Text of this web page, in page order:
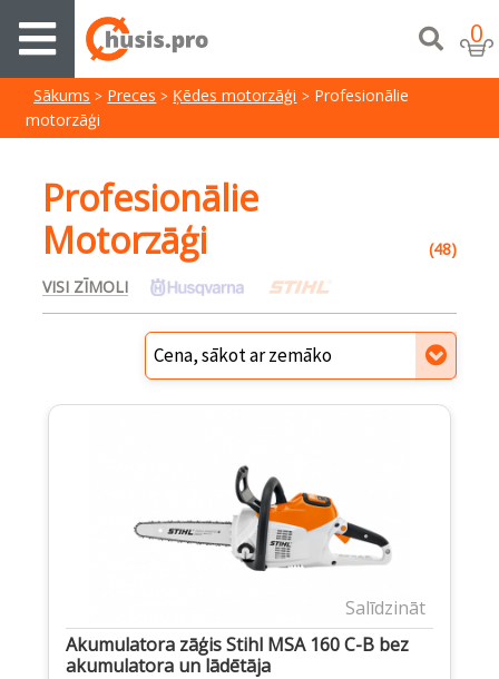
0
Sākums Preces Ķēdes motorzāģi
Profesionālie
motorzāģi
Profesionālie
Motorzāģi
(48)
VISI ZĪMOLI
Salīdzināt
Akumulatora zāģis Stihl MSA 160 C-B bez
akumulatora un lādētāja